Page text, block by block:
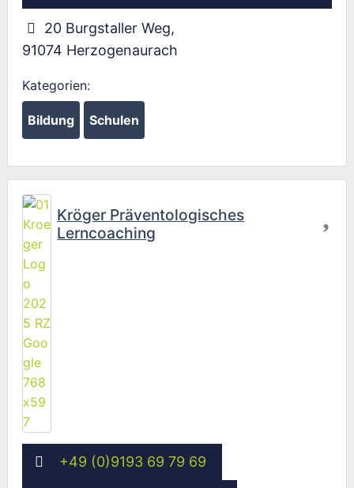
20 Burgstaller Weg,
91074 Herzogenaurach
Kategorien:
Bildung Schulen
Kröger Präventologisches
Lerncoaching
+49 (0)9193 69 79 69